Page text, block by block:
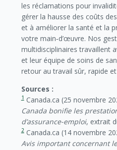
les réclamations pour
gérer la hausse des coûts
et à améliorer la santé et la
votre main‑d’œuvre. Nos
multidisciplinaires travaillent
et leur équipe de soins de
retour au travail sûr, rapide
Sources :
1Canada.ca (25 novembre
Canada bonifie les
d’assurance-emploi, extrait
2Canada.ca (14 novembre
Avis important concernant